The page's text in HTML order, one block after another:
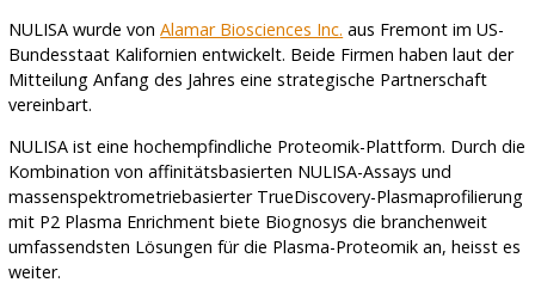
NULISA wurde vonAlamar Biosciences Inc. aus Fremont im US-
Bundesstaat Kalifornien entwickelt. Beide Firmen haben laut der
Mitteilung Anfang des Jahres eine strategische Partnerschaft
vereinbart.
NULISA ist eine hochempfindliche Proteomik-Plattform. Durch die
Kombination von affinitätsbasierten NULISA-Assays und
massenspektrometriebasierter TrueDiscovery-Plasmaprofilierung
mit P2 Plasma Enrichment biete Biognosys die branchenweit
umfassendsten Lösungen für die Plasma-Proteomik an, heisst es
weiter.